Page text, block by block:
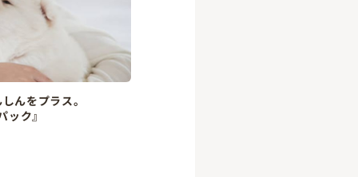
んをプラス。
ック』